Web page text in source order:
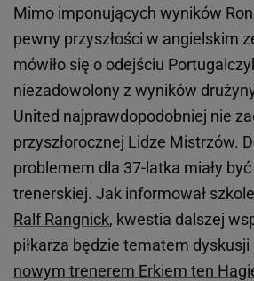
Mimo imponujących wyników
pewny przyszłości w angielskim
mówiło się o odejściu
niezadowolony z wyników
United najprawdopodobniej nie
przyszłorocznej Lidze Mistrzów.
problemem dla 37-latka miały
trenerskiej. Jak informował
Ralf Rangnick, kwestia dalszej
piłkarza będzie tematem
nowym trenerem Erkiem ten